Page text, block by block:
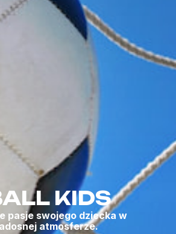
KIDS
pasje swojego dziecka w
atmosferze.